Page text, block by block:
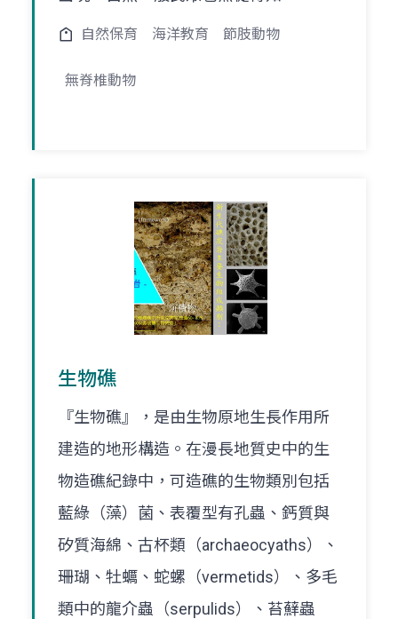
自然保育 海洋教育 節肢動物
無脊椎動物
生物礁
『生物礁』，是由生物原地生長作用所
建造的地形構造。在漫長地質史中的生
物造礁紀錄中，可造礁的生物類別包括
藍綠（藻）菌、表覆型有孔蟲、鈣質與
矽質海綿、古杯類（archaeocyaths）、
珊瑚、牡蠣、蛇螺（vermetids）、多毛
類中的龍介蟲（serpulids）、苔蘚蟲